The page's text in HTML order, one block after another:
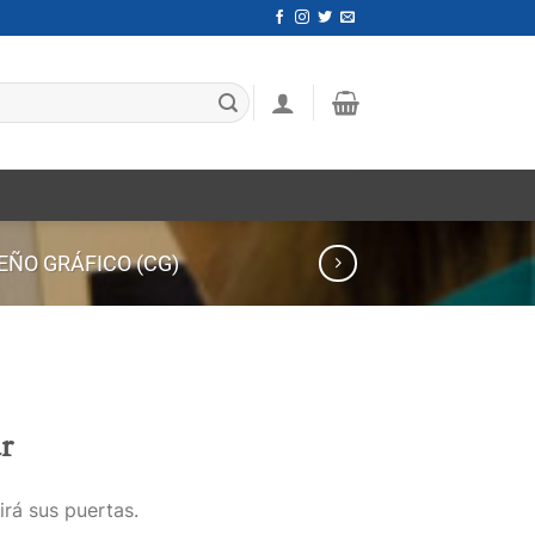
GRÁFICO (CG)
sus puertas.